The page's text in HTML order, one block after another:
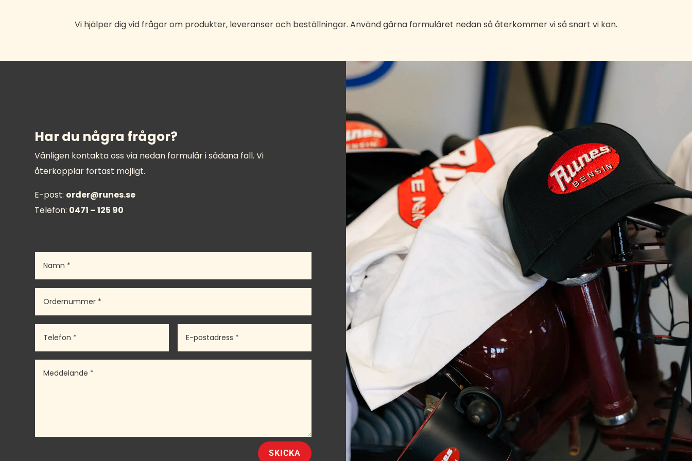
Vi hjälper dig vid frågor om produkter, leveranser och beställningar. Använd gärna formuläret nedan så återkommer vi så snart vi kan.
Har du några frågor?
Vänligen kontakta oss via nedan formulär i sådana fall. Vi
återkopplar fortast möjligt.
E-post: order@runes.se
Telefon: 0471 – 125 90
SKICKA